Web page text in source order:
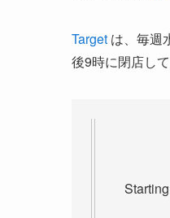
Target は、毎週
後9時に閉店し